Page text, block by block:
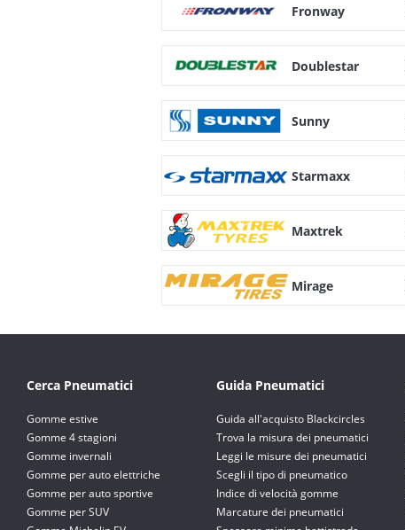
Fronway
Doublestar
Sunny
Starmaxx
Maxtrek
Mirage
Cerca Pneumatici
Gomme estive
Gomme 4 stagioni
Gomme invernali
Gomme per auto elettriche
Gomme per auto sportive
Gomme per SUV
Guida Pneumatici
Guida all'acquisto Blackcircles
Trova la misura dei pneumatici
Leggi le misure dei pneumatici
Scegli il tipo di pneumatico
Indice di velocità gomme
Marcature dei pneumatici